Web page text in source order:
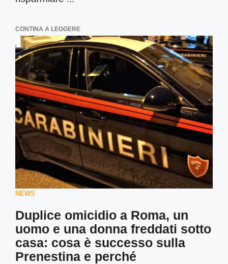
CONTINA A LEGGERE
NEWS
Duplice omicidio a Roma, un
uomo e una donna freddati sotto
casa: cosa è successo sulla
Prenestina e perché